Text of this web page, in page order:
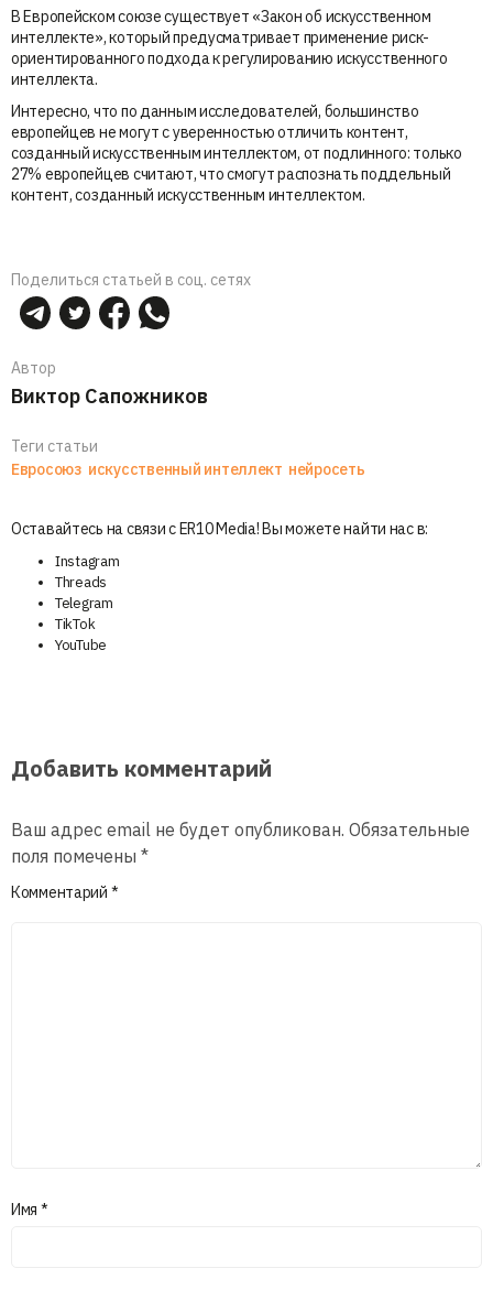
В Европейском союзе существует «Закон об искусственном
интеллекте», который предусматривает применение риск-
ориентированного подхода к регулированию искусственного
интеллекта.
Интересно, что по данным исследователей, большинство
европейцев не могут с уверенностью отличить контент,
созданный искусственным интеллектом, от подлинного: только
27% европейцев считают, что смогут распознать поддельный
контент, созданный искусственным интеллектом.
Поделиться статьей в соц. сетях
Автор
Виктор Сапожников
Теги статьи
Евросоюз искусственный интеллект нейросеть
Оставайтесь на связи с ER10 Media! Вы можете найти нас в:
Instagram
Threads
Telegram
TikTok
YouTube
Добавить комментарий
Ваш адрес email не будет опубликован. Обязательные
поля помечены *
Комментарий *
Имя *